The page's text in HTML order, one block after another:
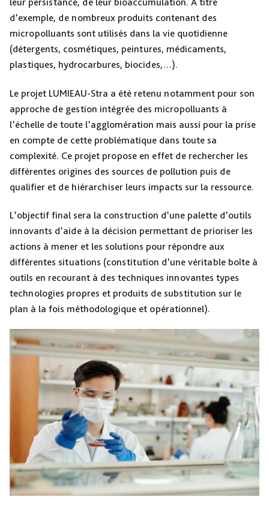
d’exemple, de nombreux produits contenant des
micropolluants sont utilisés dans la vie quotidienne
(détergents, cosmétiques, peintures, médicaments,
plastiques, hydrocarbures, biocides,…).
Le projet LUMIEAU-Stra a été retenu notamment pour son
approche de gestion intégrée des micropolluants à
l’échelle de toute l’agglomération mais aussi pour la prise
en compte de cette problématique dans toute sa
complexité. Ce projet propose en effet de rechercher les
différentes origines des sources de pollution puis de
qualifier et de hiérarchiser leurs impacts sur la ressource.
L’objectif final sera la construction d’une palette d’outils
innovants d’aide à la décision permettant de prioriser les
actions à mener et les solutions pour répondre aux
différentes situations (constitution d’une véritable boîte à
outils en recourant à des techniques innovantes types
technologies propres et produits de substitution sur le
plan à la fois méthodologique et opérationnel).